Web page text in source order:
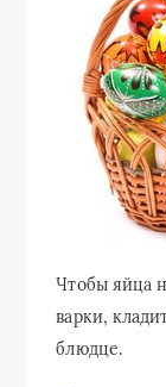
Чтобы яйца
варки,
блюдце.